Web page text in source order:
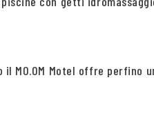
MO.OM Motel offre perfino